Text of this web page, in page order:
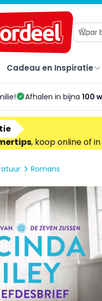
Cadeau en Inspiratie
Afhalen in bijna 100
, koop online of
Romans